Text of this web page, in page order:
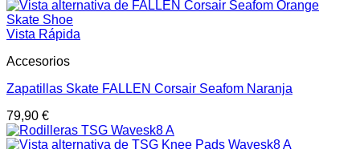
Vista Rápida
Accesorios
Zapatillas Skate FALLEN Corsair Seafom Naranja
79,90 €